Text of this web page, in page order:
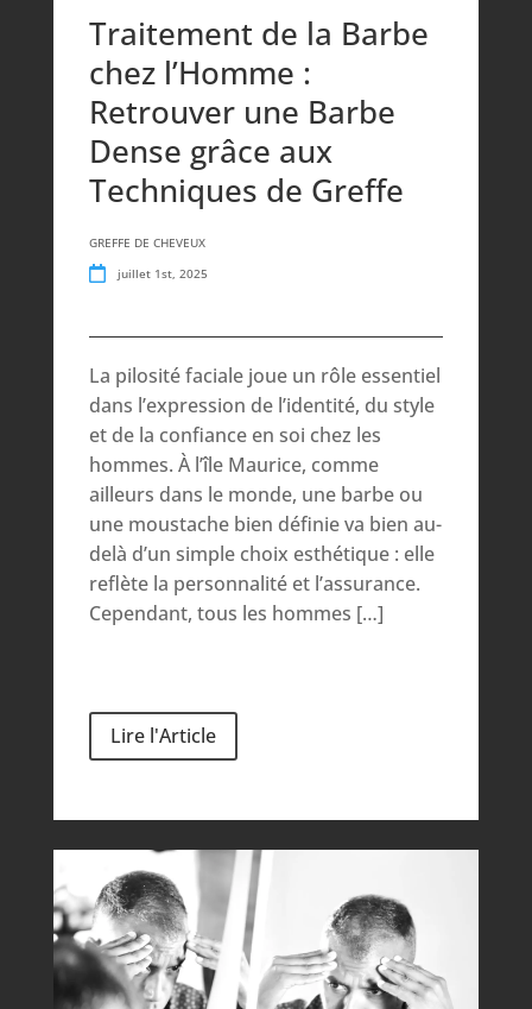
Traitement de la Barbe
chez l’Homme :
Retrouver une Barbe
Dense grâce aux
Techniques de Greffe
GREFFE DE CHEVEUX
juillet 1st, 2025
La pilosité faciale joue un rôle essentiel
dans l’expression de l’identité, du style
et de la confiance en soi chez les
hommes. À l’île Maurice, comme
ailleurs dans le monde, une barbe ou
une moustache bien définie va bien au-
delà d’un simple choix esthétique : elle
reflète la personnalité et l’assurance.
Cependant, tous les hommes […]
Lire l'Article